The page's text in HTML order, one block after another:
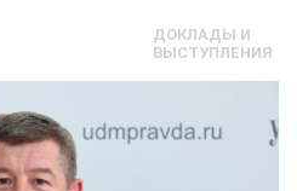
ДОКЛАДЫ И
ВЫСТУПЛЕНИЯ